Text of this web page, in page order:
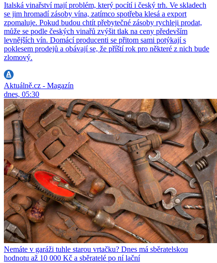
Italská vinařství mají problém, který pocítí i český trh. Ve skladech
se jim hromadí zásoby vína, zatímco spotřeba klesá a export
zpomaluje. Pokud budou chtít přebytečné zásoby rychleji prodat,
může se podle českých vinařů zvýšit tlak na ceny především
levnějších vín. Domácí producenti se přitom sami potýkají s
poklesem prodejů a obávají se, že příští rok pro některé z nich bude
zlomový.
Aktuálně.cz - Magazín
dnes, 05:30
Nemáte v garáži tuhle starou vrtačku? Dnes má sběratelskou
hodnotu až 10 000 Kč a sběratelé po ní lační